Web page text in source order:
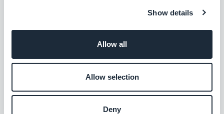
Show details
Allow all
Allow selection
Deny
Strumenti di ottimizzazione dei contenuti
Modelli di e-mail
Automazione del marketing
Gestione dei lead
Analisi dei dati
Gestione dei social media